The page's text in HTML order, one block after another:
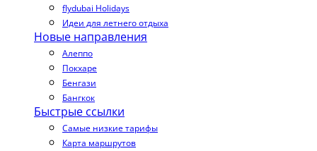
flydubai Holidays
Идеи для летнего отдыха
Новые направления
Алеппо
Покхаре
Бенгази
Бангкок
Быстрые ссылки
Самые низкие тарифы
Карта маршрутов